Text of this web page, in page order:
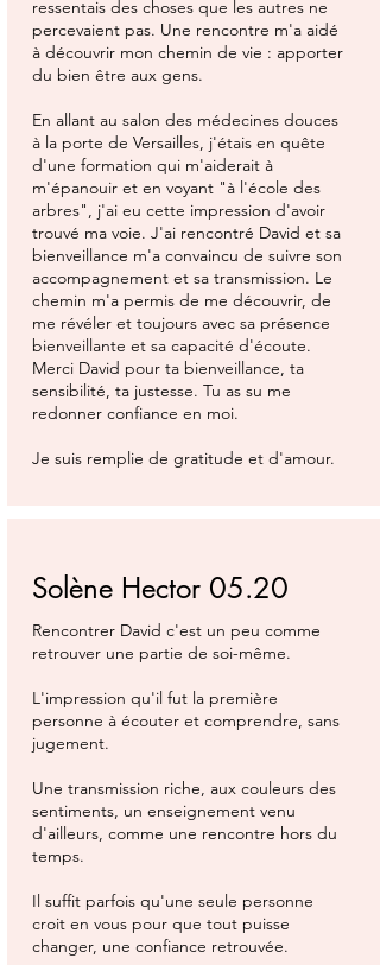
ressentais des choses que les autres ne
percevaient pas. Une rencontre m'a aidé
à découvrir mon chemin de vie : apporter
du bien être aux gens.
En allant au salon des médecines douces
à la porte de Versailles, j'étais en quête
d'une formation qui m'aiderait à
m'épanouir et en voyant "à l'école des
arbres", j'ai eu cette impression d'avoir
trouvé ma voie. J'ai rencontré David et sa
bienveillance m'a convaincu de suivre son
accompagnement et sa transmission. Le
chemin m'a permis de me découvrir, de
me révéler et toujours avec sa présence
bienveillante et sa capacité d'écoute.
Merci David pour ta bienveillance, ta
sensibilité, ta justesse. Tu as su me
redonner confiance en moi.
Je suis remplie de gratitude et d'amour.
Solène Hector 05.20
Rencontrer David c'est un peu comme
retrouver une partie de soi-même.
L'impression qu'il fut la première
personne à écouter et comprendre, sans
jugement.
Une transmission riche, aux couleurs des
sentiments, un enseignement venu
d'ailleurs, comme une rencontre hors du
temps.
Il suffit parfois qu'une seule personne
croit en vous pour que tout puisse
changer, une confiance retrouvée.